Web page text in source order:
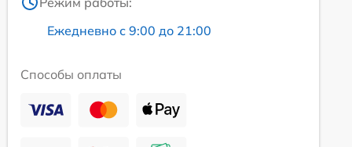
Ежедневно с 9:00 до 21:00
Способы оплаты